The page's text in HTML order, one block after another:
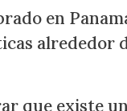
en
alrededor
que existe